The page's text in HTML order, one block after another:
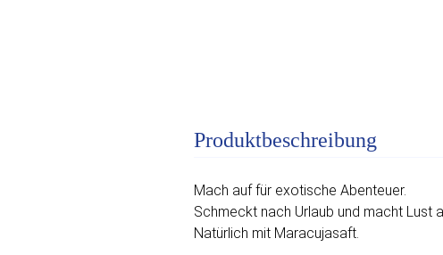
Produktbeschreibung
Mach auf für exotische Abenteuer.
Schmeckt nach Urlaub und macht Lust
Natürlich mit Maracujasaft.